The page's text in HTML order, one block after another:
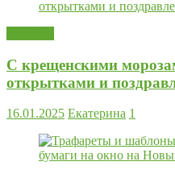
С крещенскими
открытками и
16.01.2025 Екатерина 1